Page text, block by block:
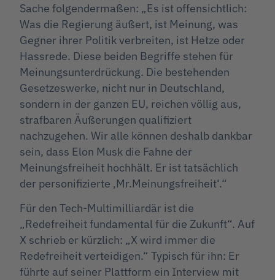
Sache folgendermaßen: „Es ist offensichtlich:
Was die Regierung äußert, ist Meinung, was
Gegner ihrer Politik verbreiten, ist Hetze oder
Hassrede. Diese beiden Begriffe stehen für
Meinungsunterdrückung. Die bestehenden
Gesetzeswerke, nicht nur in Deutschland,
sondern in der ganzen EU, reichen völlig aus,
strafbaren Äußerungen qualifiziert
nachzugehen. Wir alle können deshalb dankbar
sein, dass Elon Musk die Fahne der
Meinungsfreiheit hochhält. Er ist tatsächlich
der personifizierte ‚Mr.Meinungsfreiheit‘.“
Für den Tech-Multimilliardär ist die
„Redefreiheit fundamental für die Zukunft“. Auf
X schrieb er kürzlich: „X wird immer die
Redefreiheit verteidigen.“ Typisch für ihn: Er
führte auf seiner Plattform ein Interview mit